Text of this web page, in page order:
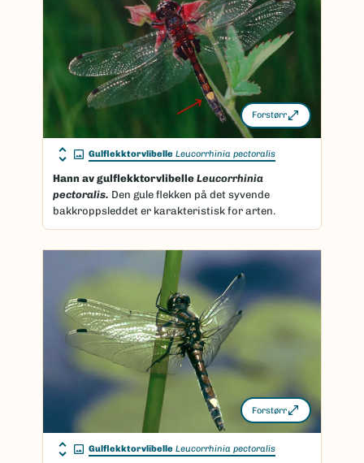
Forstørr
Gulflekktorvlibelle Leucorrhinia pectoralis
Hann av gulflekktorvlibelle Leucorrhinia
pectoralis. Den gule flekken på det syvende
bakkroppsleddet er karakteristisk for arten.
Forstørr
Gulflekktorvlibelle Leucorrhinia pectoralis